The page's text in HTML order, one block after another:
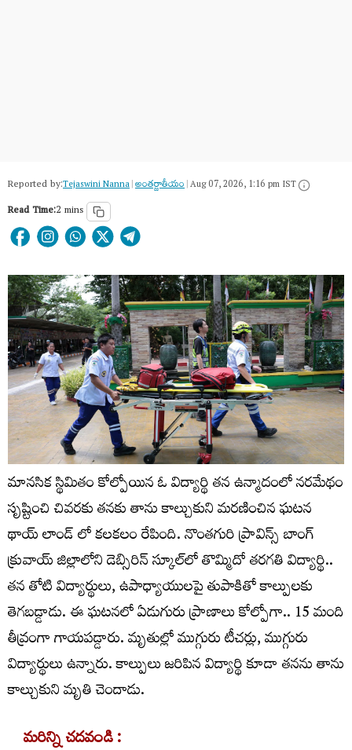
Reported by:Tejaswini Nanna|అంత‌ర్జాతీయం|Aug 07, 2026, 1:16 pm IST
Read Time:2 mins
మానసిక స్థిమితం కోల్పోయిన ఓ విద్యార్థి తన ఉన్మాదంలో నరమేథం
సృష్టించి చివరకు తనకు తాను కాల్చుకుని మరణించిన ఘటన
థాయ్ లాండ్ లో కలకలం రేపింది. నొంతగురి ప్రావిన్స్‌ బాంగ్‌
క్రువాయ్‌ జిల్లాలోని డెబ్సిరిన్ స్కూల్‌లో తొమ్మిదో తరగతి విద్యార్థి..
తన తోటి విద్యార్థులు, ఉపాధ్యాయులపై తుపాకితో కాల్పులకు
తెగబడ్డాడు. ఈ ఘటనలో ఏడుగురు ప్రాణాలు కోల్పోగా.. 15 మంది
తీవ్రంగా గాయపడ్డారు. మృతుల్లో ముగ్గురు టీచర్లు, ముగ్గురు
విద్యార్థులు ఉన్నారు. కాల్పులు జరిపిన విద్యార్థి కూడా తనను తాను
కాల్చుకుని మృతి చెందాడు.
మరిన్ని చదవండి :